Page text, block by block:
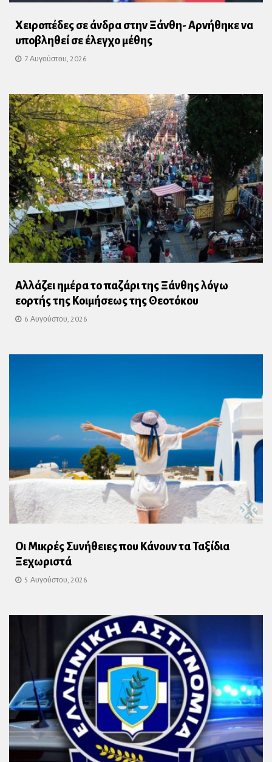
Χειροπέδες σε άνδρα στην Ξάνθη- Αρνήθηκε να
υποβληθεί σε έλεγχο μέθης
7 Αυγούστου, 2026
Αλλάζει ημέρα το παζάρι της Ξάνθης λόγω
εορτής της Κοιμήσεως της Θεοτόκου
6 Αυγούστου, 2026
Οι Μικρές Συνήθειες που Κάνουν τα Ταξίδια
Ξεχωριστά
5 Αυγούστου, 2026